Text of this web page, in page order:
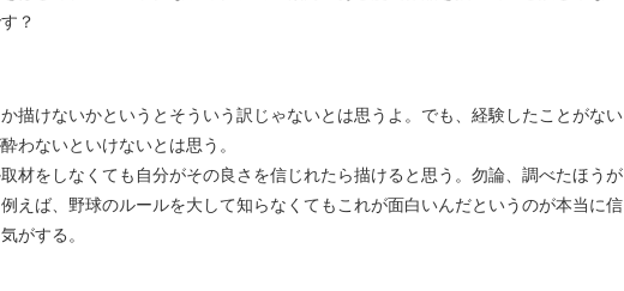
？
描けないかというとそういう訳じゃないとは思うよ。でも、経験したことがない
わないといけないとは思う。
材をしなくても自分がその良さを信じれたら描けると思う。勿論、調べたほうが
えば、野球のルールを大して知らなくてもこれが面白いんだというのが本当に信
がする。